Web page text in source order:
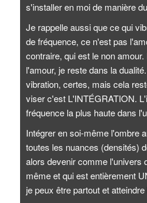
s'installer en moi de manière
Je rappelle aussi que ce qui
de fréquence, ce n'est pas
contraire, qui est le non
l'amour, je reste dans la
vibration, certes, mais cela
viser c'est L'INTÉGRATION.
fréquence la plus haute dans
Intégrer en soi-même l'ombre
toutes les nuances (densités)
alors devenir comme l'univers
même et qui est entièrement
je peux être partout et